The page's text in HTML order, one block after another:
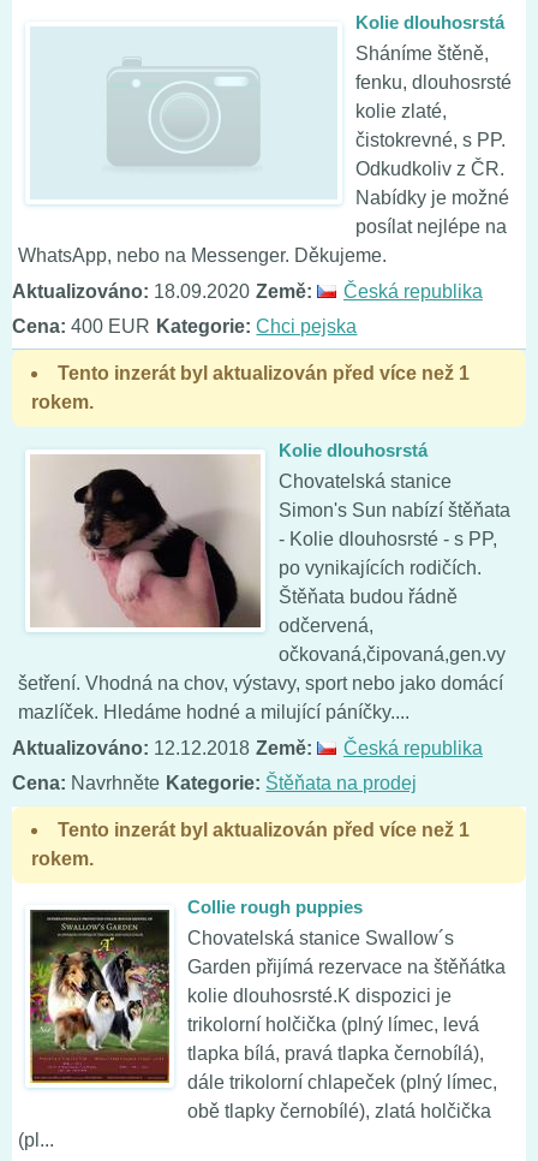
Kolie dlouhosrstá
Sháníme štěně,
fenku, dlouhosrsté
kolie zlaté,
čistokrevné, s PP.
Odkudkoliv z ČR.
Nabídky je možné
posílat nejlépe na
WhatsApp, nebo na Messenger. Děkujeme.
Aktualizováno: 18.09.2020 Země:
Česká republika
Cena: 400 EUR Kategorie: Chci pejska
Tento inzerát byl aktualizován před více než 1
rokem.
Kolie dlouhosrstá
Chovatelská stanice
Simon's Sun nabízí štěňata
- Kolie dlouhosrsté - s PP,
po vynikajících rodičích.
Štěňata budou řádně
odčervená,
očkovaná,čipovaná,gen.vy
šetření. Vhodná na chov, výstavy, sport nebo jako domácí
mazlíček. Hledáme hodné a milující páníčky....
Aktualizováno: 12.12.2018 Země:
Česká republika
Cena: Navrhněte Kategorie: Štěňata na prodej
Tento inzerát byl aktualizován před více než 1
rokem.
Collie rough puppies
Chovatelská stanice Swallow´s
Garden přijímá rezervace na štěňátka
kolie dlouhosrsté.K dispozici je
trikolorní holčička (plný límec, levá
tlapka bílá, pravá tlapka černobílá),
dále trikolorní chlapeček (plný límec,
obě tlapky černobílé), zlatá holčička
(pl...